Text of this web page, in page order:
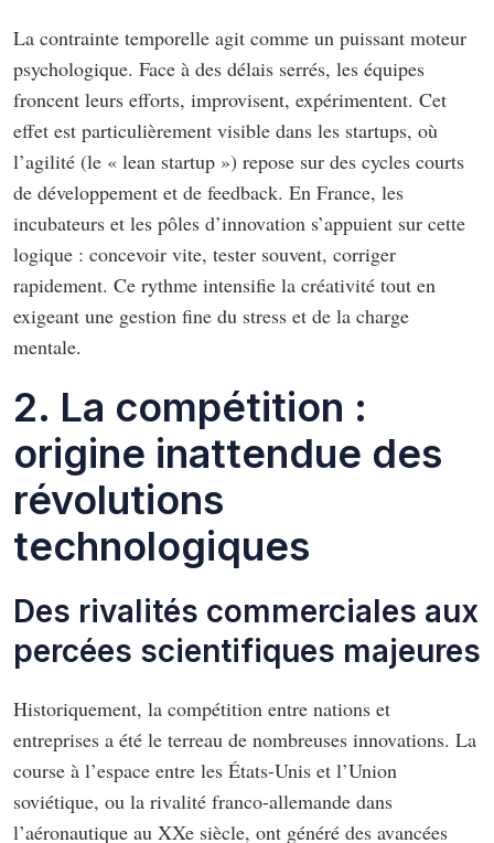
La contrainte temporelle agit comme un puissant moteur
psychologique. Face à des délais serrés, les équipes
froncent leurs efforts, improvisent, expérimentent. Cet
effet est particulièrement visible dans les startups, où
l’agilité (le « lean startup ») repose sur des cycles courts
de développement et de feedback. En France, les
incubateurs et les pôles d’innovation s’appuient sur cette
logique : concevoir vite, tester souvent, corriger
rapidement. Ce rythme intensifie la créativité tout en
exigeant une gestion fine du stress et de la charge
mentale.
2. La compétition :
origine inattendue des
révolutions
technologiques
Des rivalités commerciales aux
percées scientifiques majeures
Historiquement, la compétition entre nations et
entreprises a été le terreau de nombreuses innovations. La
course à l’espace entre les États-Unis et l’Union
soviétique, ou la rivalité franco-allemande dans
l’aéronautique au XXe siècle, ont généré des avancées